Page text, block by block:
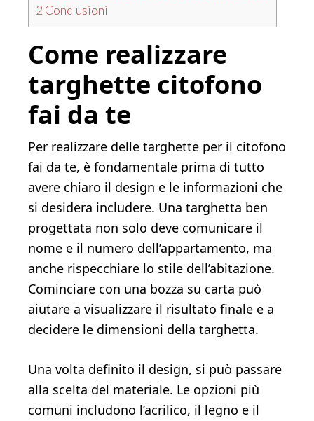
2 Conclusioni
Come realizzare
targhette citofono
fai da te
Per realizzare delle targhette per il citofono
fai da te, è fondamentale prima di tutto
avere chiaro il design e le informazioni che
si desidera includere. Una targhetta ben
progettata non solo deve comunicare il
nome e il numero dell’appartamento, ma
anche rispecchiare lo stile dell’abitazione.
Cominciare con una bozza su carta può
aiutare a visualizzare il risultato finale e a
decidere le dimensioni della targhetta.
Una volta definito il design, si può passare
alla scelta del materiale. Le opzioni più
comuni includono l’acrilico, il legno e il